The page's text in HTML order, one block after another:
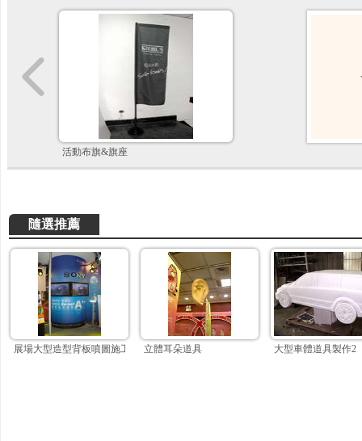
活動布旗&旗座
隨選推薦
展場大型造型背板噴圖施工 立體耳朵道具 大型車體道具製作2